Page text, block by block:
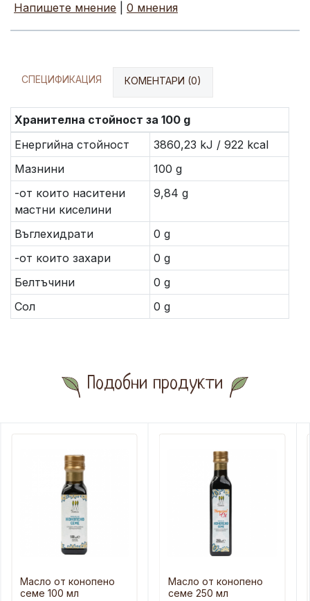
Напишете мнение 0 мнения
СПЕЦИФИКАЦИЯ КОМЕНТАРИ (0)
Хранителна стойност за 100 g
Енергийна стойност
3860,23 kJ / 922 kcal
Мазнини
100 g
-от които наситени
мастни киселини
9,84 g
Въглехидрати
0 g
-от които захари
0 g
Белтъчини
0 g
Сол
0 g
Подобни продукти
Масло от конопено
семе 100 мл
Масло от конопено
семе 250 мл